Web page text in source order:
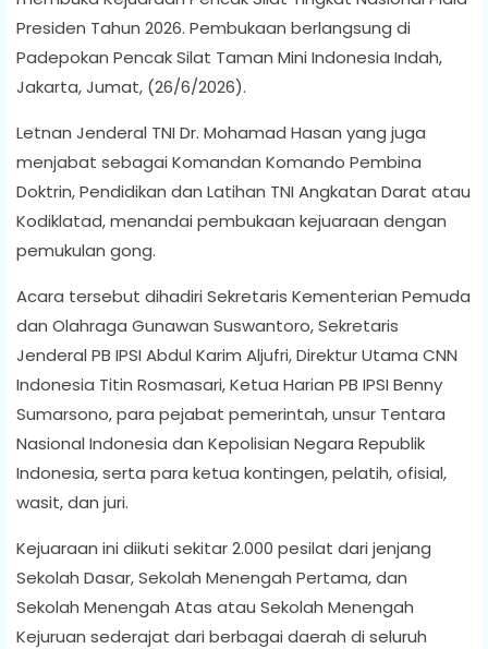
Presiden Tahun 2026. Pembukaan berlangsung di
Padepokan Pencak Silat Taman Mini Indonesia Indah,
Jakarta, Jumat, (26/6/2026).
Letnan Jenderal TNI Dr. Mohamad Hasan yang juga
menjabat sebagai Komandan Komando Pembina
Doktrin, Pendidikan dan Latihan TNI Angkatan Darat atau
Kodiklatad, menandai pembukaan kejuaraan dengan
pemukulan gong.
Acara tersebut dihadiri Sekretaris Kementerian Pemuda
dan Olahraga Gunawan Suswantoro, Sekretaris
Jenderal PB IPSI Abdul Karim Aljufri, Direktur Utama CNN
Indonesia Titin Rosmasari, Ketua Harian PB IPSI Benny
Sumarsono, para pejabat pemerintah, unsur Tentara
Nasional Indonesia dan Kepolisian Negara Republik
Indonesia, serta para ketua kontingen, pelatih, ofisial,
wasit, dan juri.
Kejuaraan ini diikuti sekitar 2.000 pesilat dari jenjang
Sekolah Dasar, Sekolah Menengah Pertama, dan
Sekolah Menengah Atas atau Sekolah Menengah
Kejuruan sederajat dari berbagai daerah di seluruh